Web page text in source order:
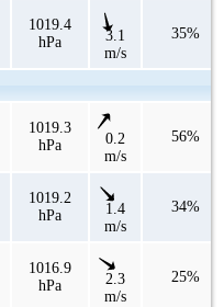
1019.4
hPa
3.1
m/s
35%
1019.3
hPa
0.2
m/s
56%
1019.2
hPa
1.4
m/s
34%
1016.9
hPa
2.3
m/s
25%